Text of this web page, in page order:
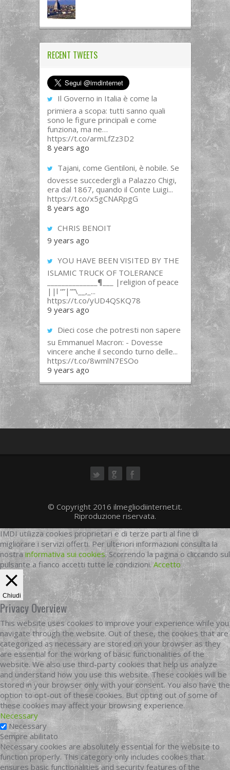
RECENT TWEETS
Il Governo in Italia è come la
primiera a scopa: tutti sanno quali
sono le figure principali e come
funziona, ma ne…
https://t.co/armLfZz3D2
8 years ago
Tajani, come Gentiloni, è nobile. Se
dovesse succedergli a Palazzo Chigi,
era dal 1867, quando il Conte Luigi...
https://t.co/x5gCNARpgG
8 years ago
CHRIS BENOIT
9 years ago
YOU HAVE BEEN VISITED BY THE
ISLAMIC TRUCK OF TOLERANCE
______________¶___ |religion of peace
||l “”|””\__,_...
https://t.co/yUD4QSKQ78
9 years ago
Dieci cose che potresti non sapere
su Emmanuel Macron: - Dovesse
vincere anche il secondo turno delle...
https://t.co/8wmlN7ESOo
9 years ago
© Copyright 2016 ilmegliodiinternet.it.
Riproduzione riservata.
IMDI utilizza cookies proprietari e di terze parti al fine di
migliorare i servizi offerti. Per ulteriori informazioni consulta la
nostrainformativa sui cookies. Scorrendo la pagina o cliccando sul
pulsante a fianco accetti tutte le condizioni.Accetto
Chiudi
Privacy Overview
This website uses cookies to improve your experience while you
navigate through the website. Out of these, the cookies that are
categorized as necessary are stored on your browser as they
are essential for the working of basic functionalities of the
website. We also use third-party cookies that help us analyze
and understand how you use this website. These cookies will be
stored in your browser only with your consent. You also have the
option to opt-out of these cookies. But opting out of some of
these cookies may affect your browsing experience.
Necessary
Necessary
Sempre abilitato
Necessary cookies are absolutely essential for the website to
function properly. This category only includes cookies that
ensures basic functionalities and security features of the